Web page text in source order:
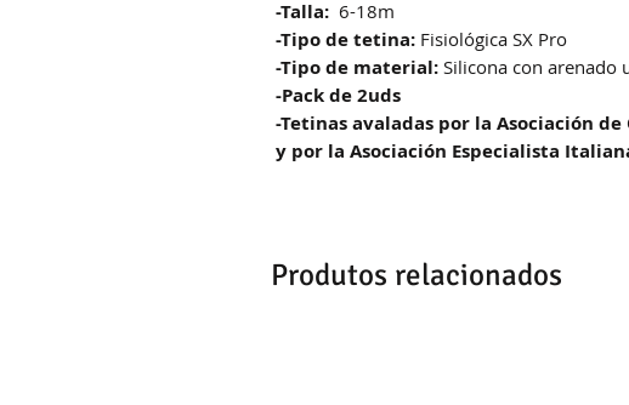
-Talla: 6-18m
-Tipo de tetina: Fisiológica SX Pro
-Tipo de material: Silicona con arenado
-Pack de 2uds
-Tetinas avaladas por la Asociación
y por la Asociación Especialista
Produtos relacionados